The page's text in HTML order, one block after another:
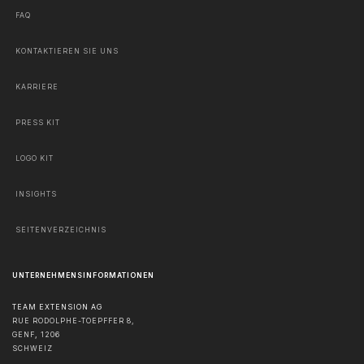
FAQ
KONTAKTIEREN SIE UNS
KARRIERE
PRESS KIT
LOGO KIT
INSIGHTS
SEITENVERZEICHNIS
UNTERNEHMENSINFORMATIONEN
TEAM EXTENSION AG
RUE RODOLPHE-TOEPFFER 8,
GENF, 1206
SCHWEIZ